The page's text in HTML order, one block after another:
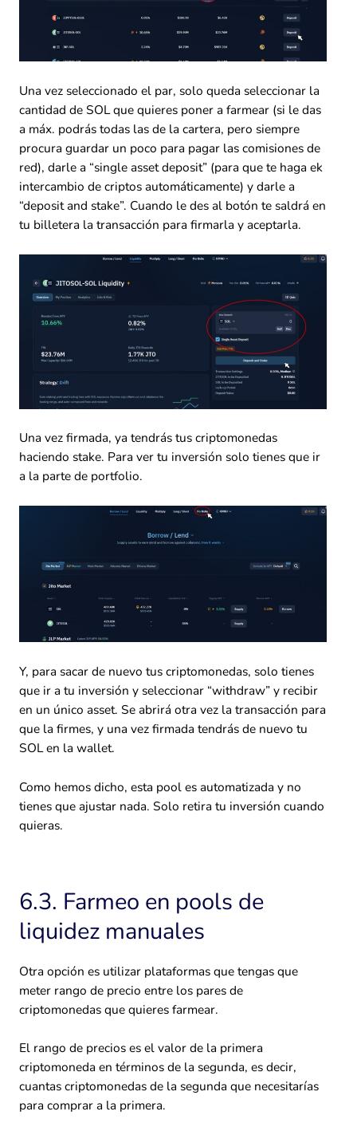
Una vez seleccionado el par, solo queda seleccionar la
cantidad de SOL que quieres poner a farmear (si le das
a máx. podrás todas las de la cartera, pero siempre
procura guardar un poco para pagar las comisiones de
red), darle a “single asset deposit” (para que te haga ek
intercambio de criptos automáticamente) y darle a
“deposit and stake”. Cuando le des al botón te saldrá en
tu billetera la transacción para firmarla y aceptarla.
Una vez firmada, ya tendrás tus criptomonedas
haciendo stake. Para ver tu inversión solo tienes que ir
a la parte de portfolio.
Y, para sacar de nuevo tus criptomonedas, solo tienes
que ir a tu inversión y seleccionar “withdraw” y recibir
en un único asset. Se abrirá otra vez la transacción para
que la firmes, y una vez firmada tendrás de nuevo tu
SOL en la wallet.
Como hemos dicho, esta pool es automatizada y no
tienes que ajustar nada. Solo retira tu inversión cuando
quieras.
6.3. Farmeo en pools de
liquidez manuales
Otra opción es utilizar plataformas que tengas que
meter rango de precio entre los pares de
criptomonedas que quieres farmear.
El rango de precios es el valor de la primera
criptomoneda en términos de la segunda, es decir,
cuantas criptomonedas de la segunda que necesitarías
para comprar a la primera.